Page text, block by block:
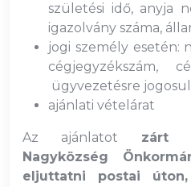
születési idő, anyja
igazolvány száma,
jogi személy esetén:
cégjegyzékszám,
ügyvezetésre
ajánlati vételárat
Az ajánlatot zárt
Nagyközség
eljuttatni postai